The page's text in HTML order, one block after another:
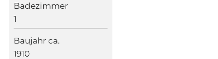
Badezimmer
1
Baujahr ca.
1910